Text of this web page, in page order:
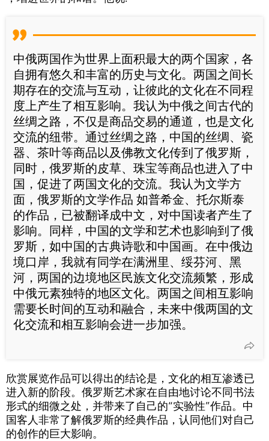
中俄两国作为世界上面积最大的两个国家，各
自拥有悠久和丰富的历史与文化。两国之间长
期存在的交流与互动，让彼此的文化在不同程
度上产生了相互影响。我认为中俄之间古代的
丝绸之路，不仅是商品交易的通道，也是文化
交流的纽带。通过丝绸之路，中国的丝绸、瓷
器、茶叶等商品以及佛教文化传到了俄罗斯，
同时，俄罗斯的皮草、珠宝等商品也进入了中
国，促进了两国文化的交流。我认为文学方
面，俄罗斯的文学作品 如普希金、托尔斯泰
的作品，已被翻译成中文，对中国读者产生了
影响。同样，中国的文学和艺术也影响到了俄
罗斯，如中国的古典诗歌和中国画。在中俄边
境口岸，我就有同学在满洲里、绥芬河、黑
河，两国的边境地区民族文化交流频繁，形成
中俄元素独特的地区文化。两国之间相互影响
需要长时间的互动和融合，未来中俄两国的文
化交流和相互影响会进一步加强。
欣赏展览作品可以得出的结论是，文化的相互渗透已
进入新的阶段。俄罗斯艺术家在自由地讨论不同书法
形式的细微之处，并带来了自己的“实验性”作品。中
国客人非常了解俄罗斯的经典作品，认同他们对自己
的创作的巨大影响。